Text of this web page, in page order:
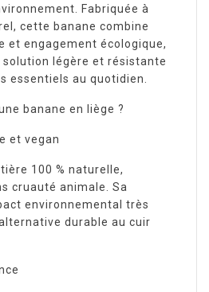
Fabriquée à
cette banane combine
et engagement écologique,
légère et résistante
essentiels au quotidien.
banane en liège ?
et vegan
100 % naturelle,
cruauté animale. Sa
environnemental très
durable au cuir